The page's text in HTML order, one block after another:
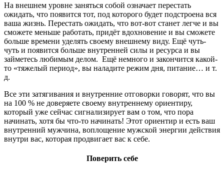
На внешнем уровне заняться собой означает перестать
ожидать, что появится тот, под которого будет подстроена вся
ваша жизнь. Перестать ожидать, что вот-вот станет легче и вы
сможете меньше работать, придёт вдохновение и вы сможете
больше времени уделять своему внешнему виду. Ещё чуть-
чуть и появится больше внутренней силы и ресурса и вы
займетесь любимым делом. Ещё немного и закончится какой-
то «тяжелый период», вы наладите режим дня, питание… и т.
д.
Все эти затягивания и внутренние отговорки говорят, что вы
на 100 % не доверяете своему внутреннему ориентиру,
который уже сейчас сигнализирует вам о том, что пора
начинать, хотя бы что-то начинать! Этот ориентир и есть ваш
внутренний мужчина, воплощение мужской энергии действия
внутри вас, которая продвигает вас к себе.
Поверить себе